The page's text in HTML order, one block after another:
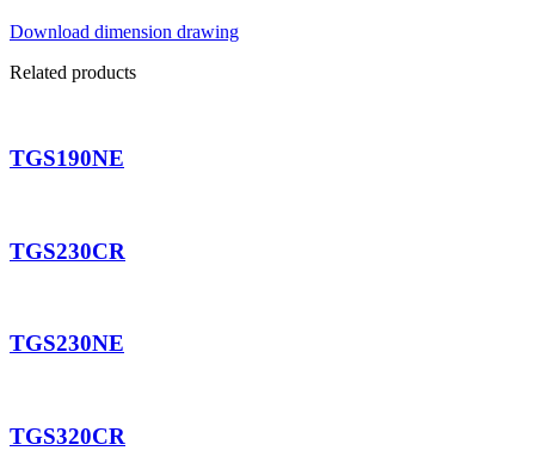
Download dimension drawing
Related products
TGS190NE
TGS230CR
TGS230NE
TGS320CR